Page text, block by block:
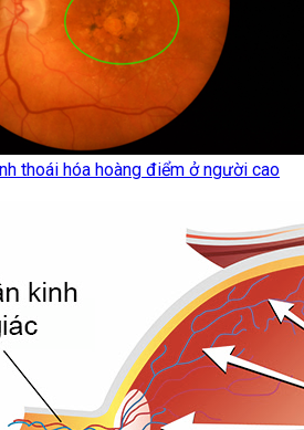
thoái hóa hoàng điểm ở người cao